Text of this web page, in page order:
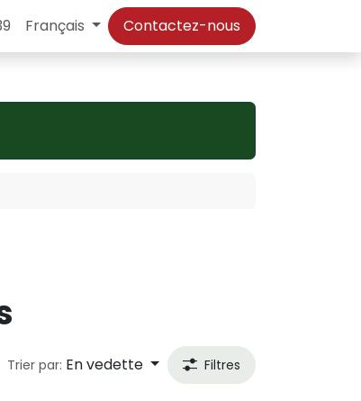
Français Contactez-nous
Trier par: En vedette Filtres